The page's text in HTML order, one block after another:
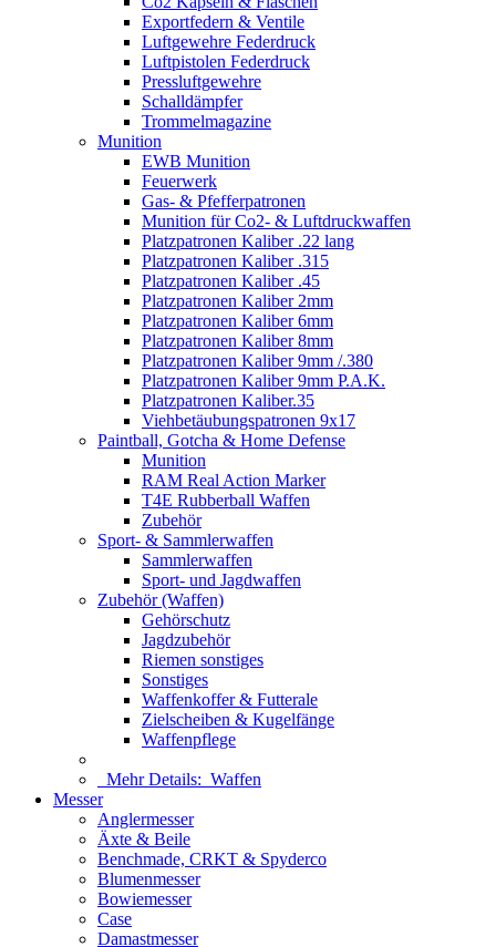
Exportfedern & Ventile
Luftgewehre Federdruck
Luftpistolen Federdruck
Pressluftgewehre
Schalldämpfer
Trommelmagazine
Munition
EWB Munition
Feuerwerk
Gas- & Pfefferpatronen
Munition für Co2- & Luftdruckwaffen
Platzpatronen Kaliber .22 lang
Platzpatronen Kaliber .315
Platzpatronen Kaliber .45
Platzpatronen Kaliber 2mm
Platzpatronen Kaliber 6mm
Platzpatronen Kaliber 8mm
Platzpatronen Kaliber 9mm /.380
Platzpatronen Kaliber 9mm P.A.K.
Platzpatronen Kaliber.35
Viehbetäubungspatronen 9x17
Paintball, Gotcha & Home Defense
Munition
RAM Real Action Marker
T4E Rubberball Waffen
Zubehör
Sport- & Sammlerwaffen
Sammlerwaffen
Sport- und Jagdwaffen
Zubehör (Waffen)
Gehörschutz
Jagdzubehör
Riemen sonstiges
Sonstiges
Waffenkoffer & Futterale
Zielscheiben & Kugelfänge
Waffenpflege
Mehr Details: Waffen
Messer
Anglermesser
Äxte & Beile
Benchmade, CRKT & Spyderco
Blumenmesser
Bowiemesser
Case
Damastmesser